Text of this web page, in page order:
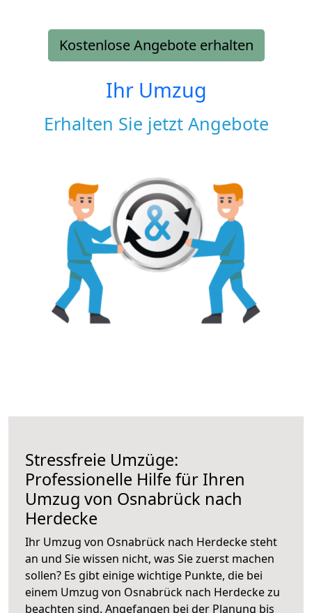
Kostenlose Angebote erhalten
Ihr Umzug
Erhalten Sie jetzt Angebote
Stressfreie Umzüge:
Professionelle Hilfe für Ihren
Umzug von Osnabrück nach
Herdecke
Ihr Umzug von Osnabrück nach Herdecke steht
an und Sie wissen nicht, was Sie zuerst machen
sollen? Es gibt einige wichtige Punkte, die bei
einem Umzug von Osnabrück nach Herdecke zu
beachten sind. Angefangen bei der Planung bis